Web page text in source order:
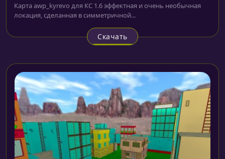
Карта awp_kyrevo для КС 1.6 эффектная и очень необычная
локация, сделанная в симметричной...
Скачать